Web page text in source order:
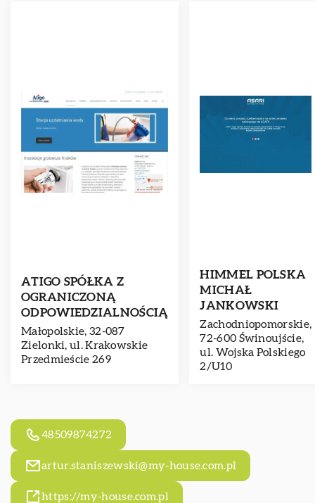
ATIGO SPÓŁKA Z
OGRANICZONĄ
ODPOWIEDZIALNOŚCIĄ
Małopolskie, 32-087
Zielonki, ul. Krakowskie
Przedmieście 269
HIMMEL POLSKA
MICHAŁ
JANKOWSKI
Zachodniopomorskie,
72-600 Świnoujście,
ul. Wojska Polskiego
2/U10
48509874272
artur.staniszewski@my-house.com.pl
https://my-house.com.pl